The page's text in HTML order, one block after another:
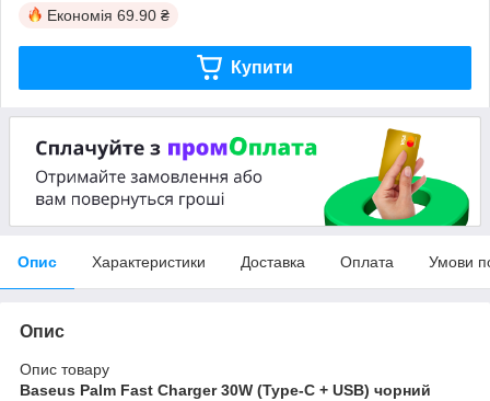
Економія 69.90 ₴
Купити
Опис Характеристики Доставка Оплата Умови
Опис
Опис товару
Baseus Palm Fast Charger 30W (Type-C + USB) чорний